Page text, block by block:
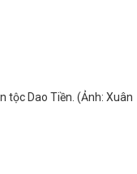
tộc Dao Tiền. (Ảnh: Xuân